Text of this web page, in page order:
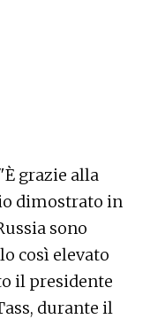
grazie alla
dimostrato in
sono
così elevato
il presidente
durante il